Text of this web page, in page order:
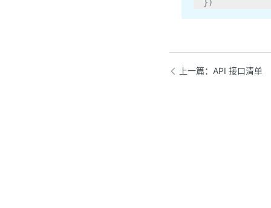
})
上一篇：API 接口清单